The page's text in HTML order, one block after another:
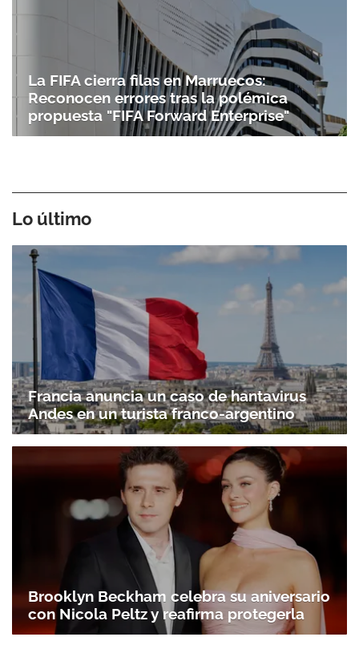
La FIFA cierra filas en Marruecos:
Reconocen errores tras la polémica
propuesta "FIFA Forward Enterprise"
Lo último
Francia anuncia un caso de hantavirus
Andes en un turista franco-argentino
Brooklyn Beckham celebra su aniversario
con Nicola Peltz y reafirma protegerla